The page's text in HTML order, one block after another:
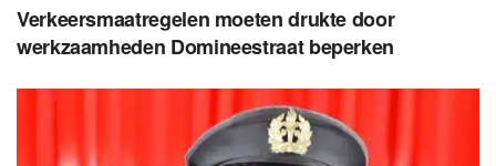
Verkeersmaatregelen moeten drukte door
werkzaamheden Domineestraat beperken